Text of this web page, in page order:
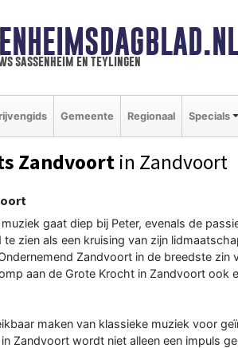
sassenheim en teylingen
Gemeente Regionaal Specials
Zandvoort in Zandvoort
gaat diep bij Peter, evenals de
zien als een kruising van zijn
Zandvoort in de breedste zin
aan de Grote Krocht in Zandvoort ook
maken van klassieke muziek voor
Zandvoort wordt niet alleen een impuls